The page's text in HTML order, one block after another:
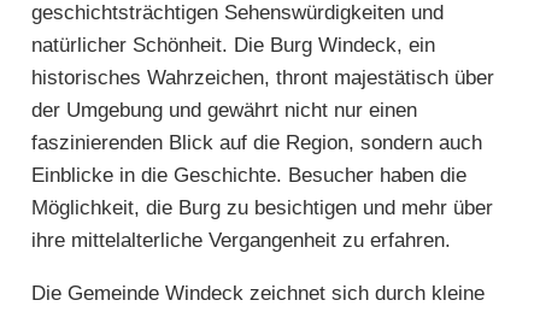
geschichtsträchtigen Sehenswürdigkeiten und
natürlicher Schönheit. Die Burg Windeck, ein
historisches Wahrzeichen, thront majestätisch über
der Umgebung und gewährt nicht nur einen
faszinierenden Blick auf die Region, sondern auch
Einblicke in die Geschichte. Besucher haben die
Möglichkeit, die Burg zu besichtigen und mehr über
ihre mittelalterliche Vergangenheit zu erfahren.
Die Gemeinde Windeck zeichnet sich durch kleine